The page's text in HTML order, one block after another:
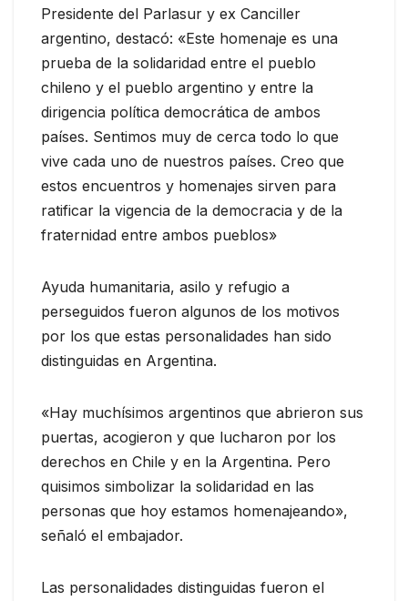
Presidente del Parlasur y ex Canciller
argentino, destacó: «Este homenaje es una
prueba de la solidaridad entre el pueblo
chileno y el pueblo argentino y entre la
dirigencia política democrática de ambos
países. Sentimos muy de cerca todo lo que
vive cada uno de nuestros países. Creo que
estos encuentros y homenajes sirven para
ratificar la vigencia de la democracia y de la
fraternidad entre ambos pueblos»
Ayuda humanitaria, asilo y refugio a
perseguidos fueron algunos de los motivos
por los que estas personalidades han sido
distinguidas en Argentina.
«Hay muchísimos argentinos que abrieron sus
puertas, acogieron y que lucharon por los
derechos en Chile y en la Argentina. Pero
quisimos simbolizar la solidaridad en las
personas que hoy estamos homenajeando»,
señaló el embajador.
Las personalidades distinguidas fueron el